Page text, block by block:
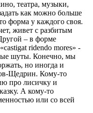
театра, музыки,
как можно больше
форма у каждого своя.
живет с разбитым
– в форме
ridendo mores» -
шуты. Конечно, мы
но иногда и
Щедрин. Кому-то
про лисичку и
А кому-то
или со всей